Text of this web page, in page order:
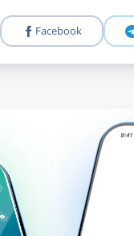
Facebook